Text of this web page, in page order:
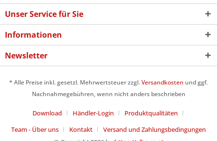
Unser Service für Sie
Informationen
Newsletter
* Alle Preise inkl. gesetzl. Mehrwertsteuer zzgl.Versandkosten und ggf.
Nachnahmegebühren, wenn nicht anders beschrieben
Download Händler-Login
Produktqualitäten
Team - Über uns
Kontakt
Versand und Zahlungsbedingungen